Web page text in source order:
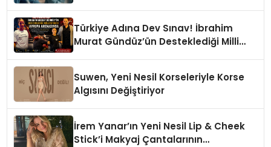
Türkiye Adına Dev Sınav! İbrahim
Murat Gündüz’ün Desteklediği Milli
Suwen, Yeni Nesil Korseleriyle Korse
Algısını Değiştiriyor
İrem Yanar’ın Yeni Nesil Lip & Cheek
Stick’i Makyaj Çantalarının